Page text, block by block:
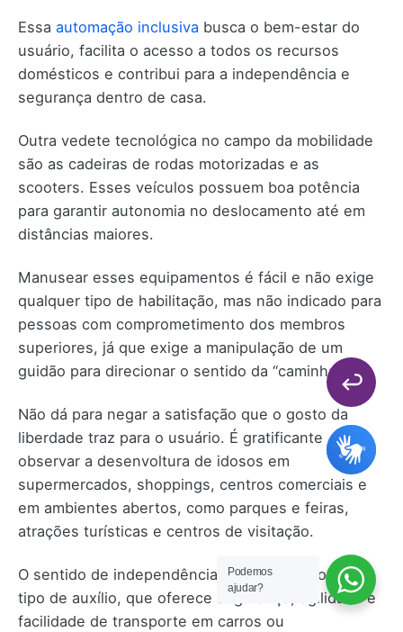
Essa automação inclusiva busca o bem-estar do
usuário, facilita o acesso a todos os recursos
domésticos e contribui para a independência e
segurança dentro de casa.
Outra vedete tecnológica no campo da mobilidade
são as cadeiras de rodas motorizadas e as
scooters. Esses veículos possuem boa potência
para garantir autonomia no deslocamento até em
distâncias maiores.
Manusear esses equipamentos é fácil e não exige
qualquer tipo de habilitação, mas não indicado para
pessoas com comprometimento dos membros
superiores, já que exige a manipulação de um
guidão para direcionar o sentido da “caminhada”.
Não dá para negar a satisfação que o gosto da
liberdade traz para o usuário. É gratificante
observar a desenvoltura de idosos em
supermercados, shoppings, centros comerciais e
em ambientes abertos, como parques e feiras,
atrações turísticas e centros de visitação.
O sentido de independência é reforçado por esse
tipo de auxílio, que oferece segurança, agilidade e
facilidade de transporte em carros ou
Podemos
ajudar?